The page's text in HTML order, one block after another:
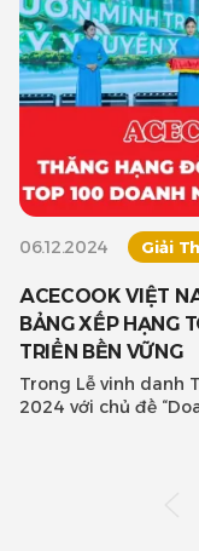
06.12.2024 Giải
ACECOOK VIỆT
BẢNG XẾP HẠNG
TRIỂN BỀN VỮNG
Trong Lễ vinh danh
2024 với chủ đề